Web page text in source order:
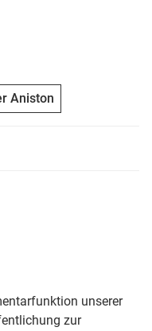
Aniston
unserer
zur